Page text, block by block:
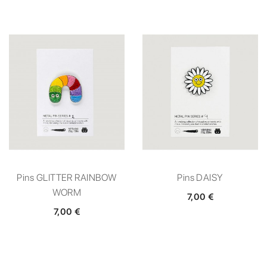
Pins GLITTER RAINBOW
WORM
7,00 €
Pins DAISY
7,00 €